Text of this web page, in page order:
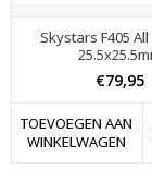
Skystars F405
€79,95
TOEVOEGEN AAN
WINKELWAGEN